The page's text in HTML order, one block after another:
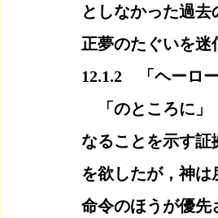
としなかった過
正夢のたぐいを
12.1.2　「ヘーロ
「のところに」
なることを示す証
を欲したが，神
命令のほうが優先